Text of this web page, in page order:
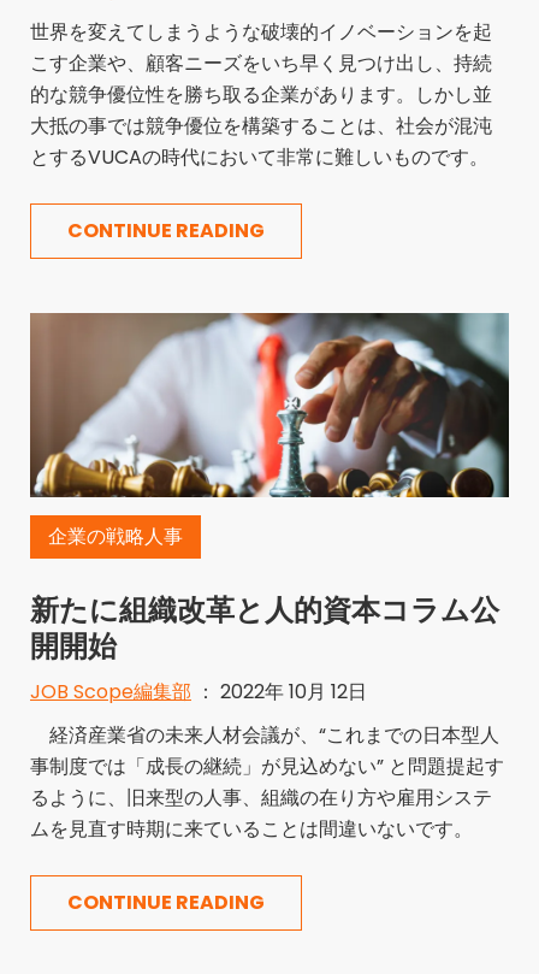
世界を変えてしまうような破壊的イノベーションを起
こす企業や、顧客ニーズをいち早く見つけ出し、持続
的な競争優位性を勝ち取る企業があります。しかし並
大抵の事では競争優位を構築することは、社会が混沌
とするVUCAの時代において非常に難しいものです。
CONTINUE READING
企業の戦略人事
新たに組織改革と人的資本コラム公
開開始
JOB Scope編集部 ： 2022年 10月 12日
経済産業省の未来人材会議が、“これまでの日本型人
事制度では「成長の継続」が見込めない” と問題提起す
るように、旧来型の人事、組織の在り方や雇用システ
ムを見直す時期に来ていることは間違いないです。
CONTINUE READING